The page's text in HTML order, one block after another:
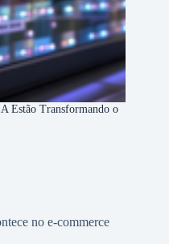
Estão Transformando o
no e-commerce